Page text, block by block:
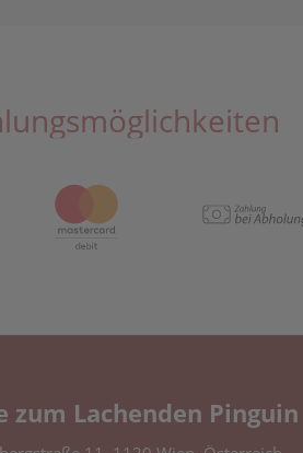
zum Lachenden Pinguin